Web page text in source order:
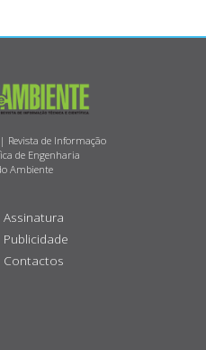
Revista de Informação
de Engenharia
Ambiente
Assinatura
Publicidade
Contactos